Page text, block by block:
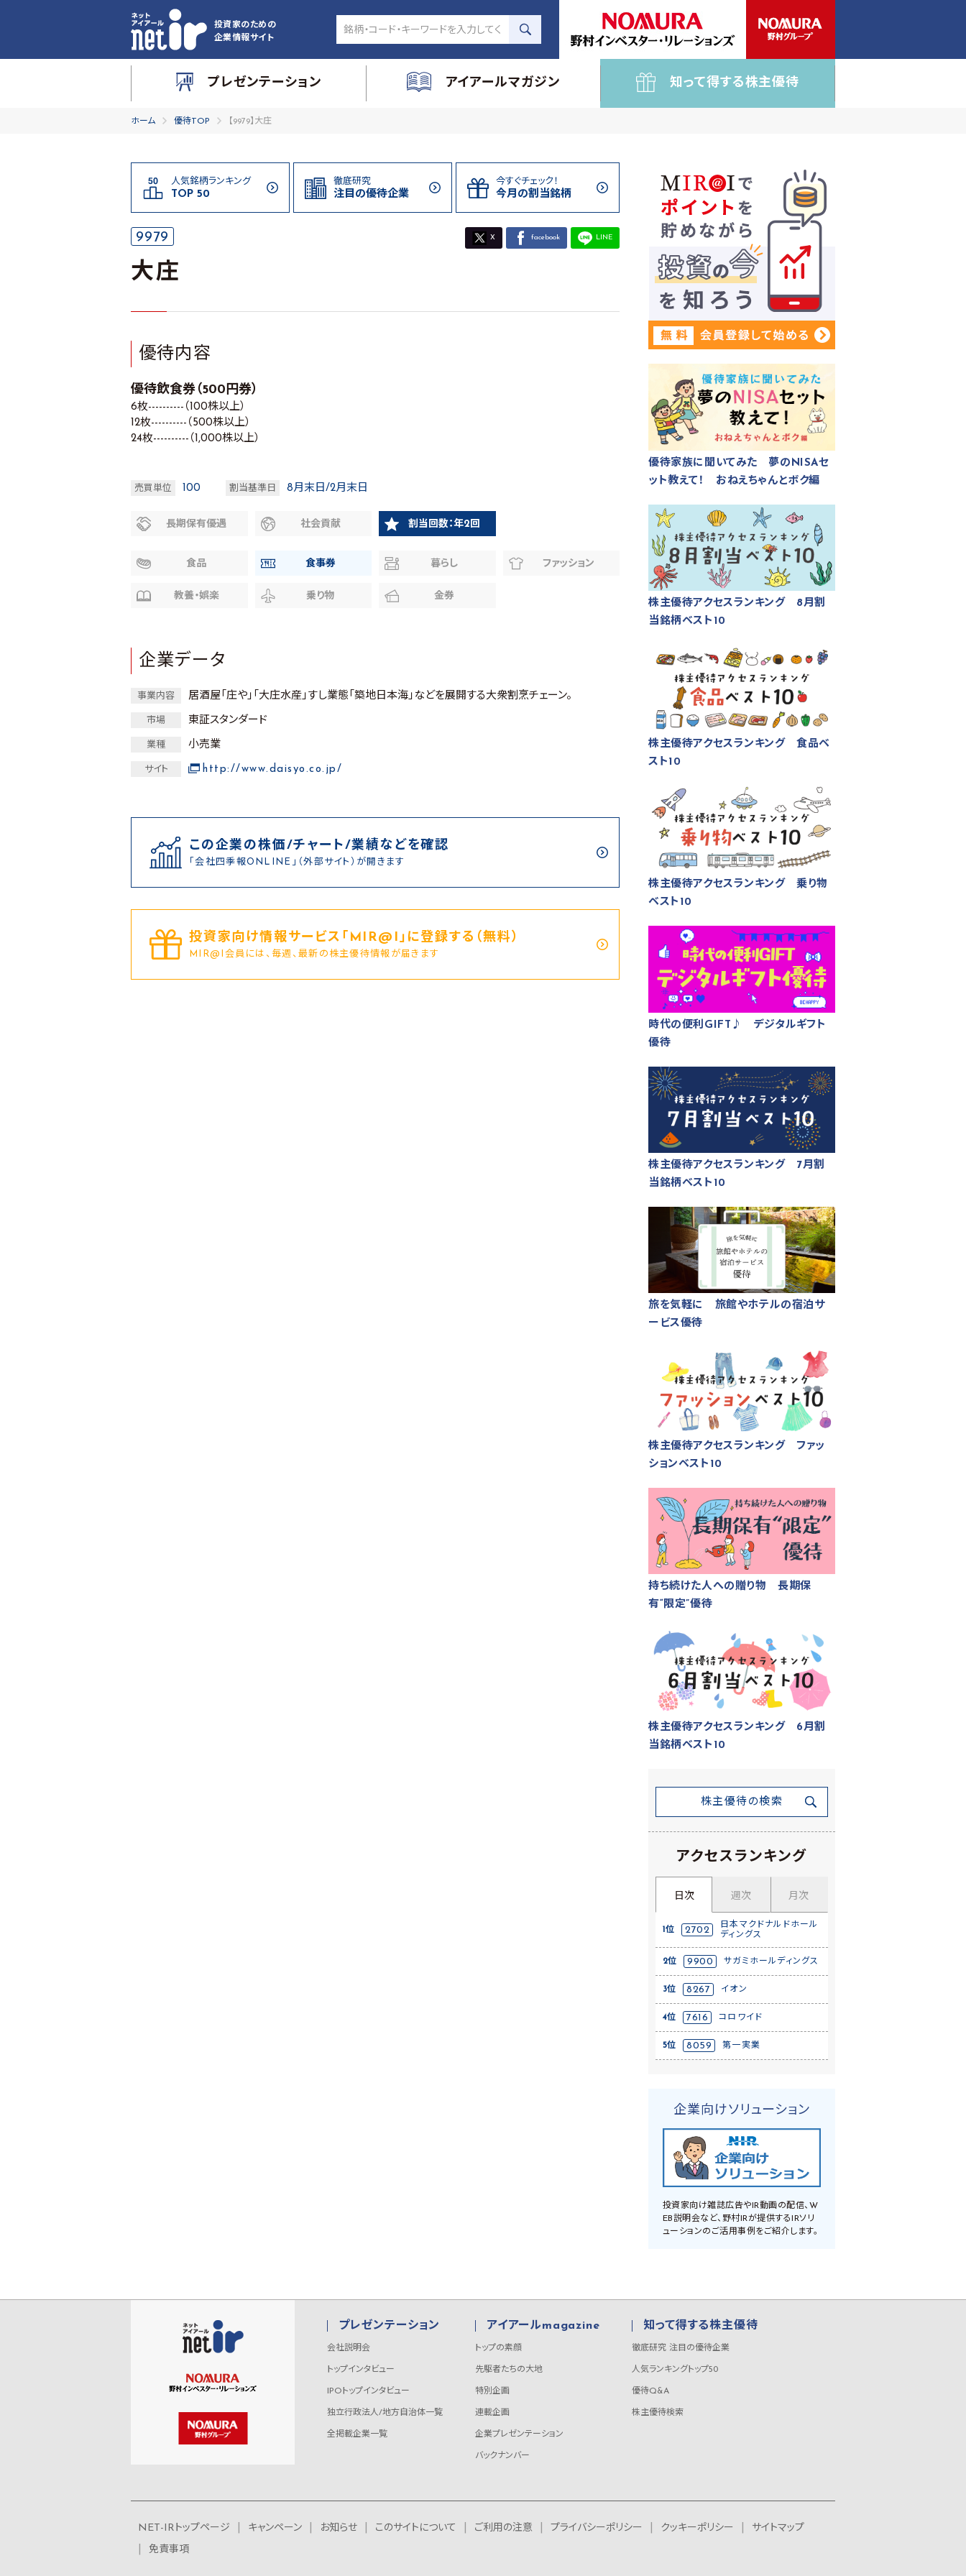
投資家のための
企業情報サイト
プレゼンテーション アイアールマガジン 知って得する株主優待
ホーム 優待TOP 【9979】大庄
人気銘柄ランキング
TOP 50
徹底研究
注目の優待企業
今すぐチェック！
今月の割当銘柄
9979 X facebook LINE
大庄
優待内容
優待飲食券（500円券）
6枚----------（100株以上）
12枚----------（500株以上）
24枚----------（1,000株以上）
売買単位 100 割当基準日 8月末日/2月末日
長期保有優遇 社会貢献 割当回数：年2回
食品 食事券 暮らし ファッション
教養・娯楽 乗り物 金券
企業データ
事業内容 居酒屋「庄や」「大庄水産」すし業態「築地日本海」などを展開する大衆割烹チェーン。
市場 東証スタンダード
業種 小売業
サイト http://www.daisyo.co.jp/
この企業の株価/チャート/業績などを確認
「会社四季報ONLINE」（外部サイト）が開きます
投資家向け情報サービス｢MIR@I｣に登録する（無料）
MIR@I会員には、毎週、最新の株主優待情報が届きます
優待家族に聞いてみた 夢のNISAセ
ット教えて！ おねえちゃんとボク編
株主優待アクセスランキング 8月割
当銘柄ベスト10
株主優待アクセスランキング 食品ベ
スト10
株主優待アクセスランキング 乗り物
ベスト10
時代の便利GIFT♪ デジタルギフト
優待
株主優待アクセスランキング 7月割
当銘柄ベスト10
旅を気軽に 旅館やホテルの宿泊サ
ービス優待
株主優待アクセスランキング ファッ
ションベスト10
持ち続けた人への贈り物 長期保
有“限定”優待
株主優待アクセスランキング 6月割
当銘柄ベスト10
株主優待の検索
アクセスランキング
日次 週次 月次
1位 2702
日本マクドナルドホール
ディングス
2位 9900 サガミホールディングス
3位 8267 イオン
4位 7616 コロワイド
5位 8059 第一実業
企業向けソリューション
投資家向け雑誌広告やIR動画の配信、W
EB説明会など、野村IRが提供するIRソリ
ューションのご活用事例をご紹介します。
プレゼンテーション
会社説明会
トップインタビュー
IPOトップインタビュー
独立行政法人/地方自治体一覧
全掲載企業一覧
アイアールmagazine
トップの素顔
先駆者たちの大地
特別企画
連載企画
企業プレゼンテーション
バックナンバー
知って得する株主優待
徹底研究 注目の優待企業
人気ランキングトップ50
優待Q&A
株主優待検索
NET-IRトップページ キャンペーン お知らせ このサイトについて ご利用の注意 プライバシーポリシー クッキーポリシー
サイトマップ
免責事項